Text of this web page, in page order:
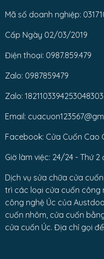
Mã số doanh nghiệp:
Cấp Ngày 02/03/2019
Điện thoại: 0987.859.479
Zalo: 0987859479
Zalo: 1821103394253048303
Email:
Facebook: Cửa Cuốn Cao
Giờ làm việc: 24/24 - Thứ
Dịch vụ sửa chữa cửa
trì các loại cửa cuốn công
công nghệ Úc của
cuốn nhôm, cửa cuốn
cửa cuốn Úc. Địa chỉ gọi